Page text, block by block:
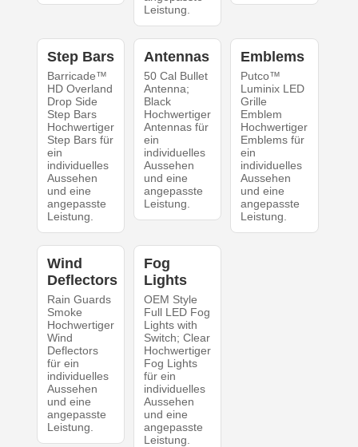
Leistung.
Step Bars
Barricade™
HD Overland
Drop Side
Step Bars
Hochwertiger
Step Bars für
ein
individuelles
Aussehen
und eine
angepasste
Leistung.
Antennas
50 Cal Bullet
Antenna;
Black
Hochwertiger
Antennas für
ein
individuelles
Aussehen
und eine
angepasste
Leistung.
Emblems
Putco™
Luminix LED
Grille
Emblem
Hochwertiger
Emblems für
ein
individuelles
Aussehen
und eine
angepasste
Leistung.
Wind
Deflectors
Rain Guards
Smoke
Hochwertiger
Wind
Deflectors
für ein
individuelles
Aussehen
und eine
angepasste
Leistung.
Fog
Lights
OEM Style
Full LED Fog
Lights with
Switch; Clear
Hochwertiger
Fog Lights
für ein
individuelles
Aussehen
und eine
angepasste
Leistung.